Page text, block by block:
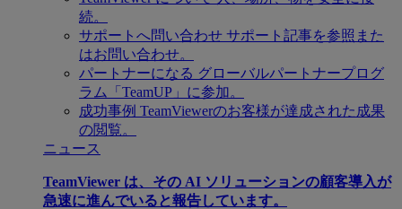
続。
サポートへ問い合わせ サポート記事を参照また
はお問い合わせ。
パートナーになる グローバルパートナープログ
ラム「TeamUP」に参加。
成功事例 TeamViewerのお客様が達成された成果
の閲覧。
ニュース
TeamViewer は、その AI ソリューションの顧客導入が
急速に進んでいると報告しています。